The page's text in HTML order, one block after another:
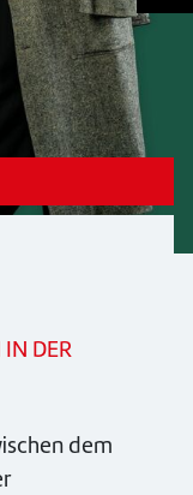
IN DER
dem